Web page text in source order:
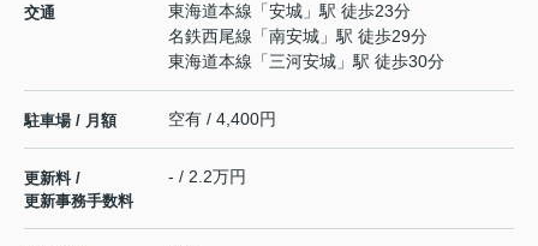
交通 東海道本線 「安城 」駅 徒歩23分
名鉄西尾線 「南安城 」駅 徒歩29分
東海道本線 「三河安城 」駅 徒歩30分
駐車場 / 月額 空有 / 4,400円
更新料 /
更新事務手数料
- / 2.2万円